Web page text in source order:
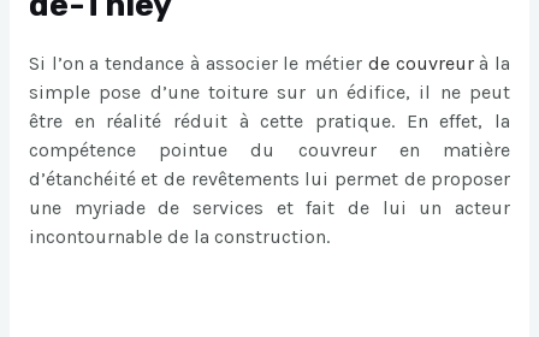
Si l’on a tendance à associer le métier de couvreur à la
simple pose d’une toiture sur un édifice, il ne peut
être en réalité réduit à cette pratique. En effet, la
compétence pointue du couvreur en matière
d’étanchéité et de revêtements lui permet de proposer
une myriade de services et fait de lui un acteur
incontournable de la construction.